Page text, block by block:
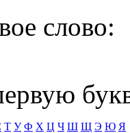
слово:
Т У Ф Х Ц Ч Ш Щ Э Ю Я